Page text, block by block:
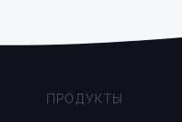
ПРОДУКТЫ